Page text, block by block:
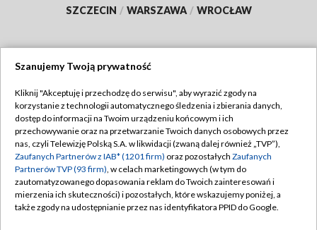
SZCZECIN / WARSZAWA / WROCŁAW
TVP
Abonament TVP
Emisja w TVP
Centrum informacji TVP
Naziemna Telewizja Cyfrowa
Regulamin TVP
Polityka prywatności
Moje zgody
Pomoc
Szanujemy Twoją prywatność
Kliknij "Akceptuję i przechodzę do serwisu", aby wyrazić zgody na
korzystanie z technologii automatycznego śledzenia i zbierania danych,
dostęp do informacji na Twoim urządzeniu końcowym i ich
przechowywanie oraz na przetwarzanie Twoich danych osobowych przez
nas, czyli Telewizję Polską S.A. w likwidacji (zwaną dalej również „TVP”),
Zaufanych Partnerów z IAB* (1201 firm) oraz pozostałych Zaufanych
Partnerów TVP (93 firm), w celach marketingowych (w tym do
zautomatyzowanego dopasowania reklam do Twoich zainteresowań i
mierzenia ich skuteczności) i pozostałych, które wskazujemy poniżej, a
także zgody na udostępnianie przez nas identyfikatora PPID do Google.